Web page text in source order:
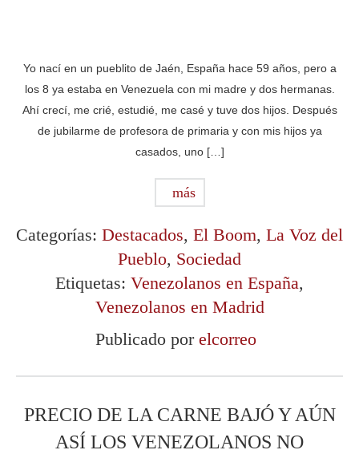
Yo nací en un pueblito de Jaén, España hace 59 años, pero a
los 8 ya estaba en Venezuela con mi madre y dos hermanas.
Ahí crecí, me crié, estudié, me casé y tuve dos hijos. Después
de jubilarme de profesora de primaria y con mis hijos ya
casados, uno […]
más
Categorías: Destacados, El Boom, La Voz del
Pueblo, Sociedad
Etiquetas: Venezolanos en España,
Venezolanos en Madrid
Publicado por elcorreo
PRECIO DE LA CARNE BAJÓ Y AÚN
ASÍ LOS VENEZOLANOS NO